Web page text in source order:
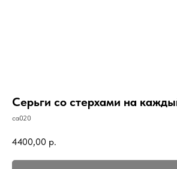
Серьги со стерхами на
са020
4400,00 р.